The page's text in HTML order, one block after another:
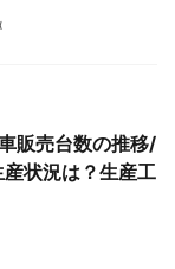
販売台数の推移/
状況は？生産工